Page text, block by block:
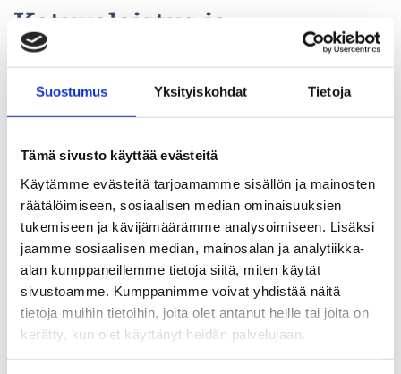
Suostumus Yksityiskohdat Tietoja
Tämä sivusto käyttää evästeitä
Käytämme evästeitä tarjoamamme sisällön ja mainosten
räätälöimiseen, sosiaalisen median ominaisuuksien
tukemiseen ja kävijämäärämme analysoimiseen. Lisäksi
jaamme sosiaalisen median, mainosalan ja analytiikka-
alan kumppaneillemme tietoja siitä, miten käytät
sivustoamme. Kumppanimme voivat yhdistää näitä
tietoja muihin tietoihin, joita olet antanut heille tai joita on
kerätty, kun olet käyttänyt heidän palvelujaan.
Katuvalaistus ja
liikennevalot
Katuvalot ovat päällä ympäri vuoden hämärän ja
päälle ja pois automaattisesti hämäräkytkimen
avulla. Jos valot ovat päällä valoisaan aikaan,
niitä todennäköisesti huolletaan parhaillaan.
Kunnan katuvaloja ja liikennevaloja huoltavat
kilpailutetut urakoitsijat. He tekevät huoltoja ja
yksittäisten sammuneiden katuvalojen korjauksia
kahdeksan viikon välein.